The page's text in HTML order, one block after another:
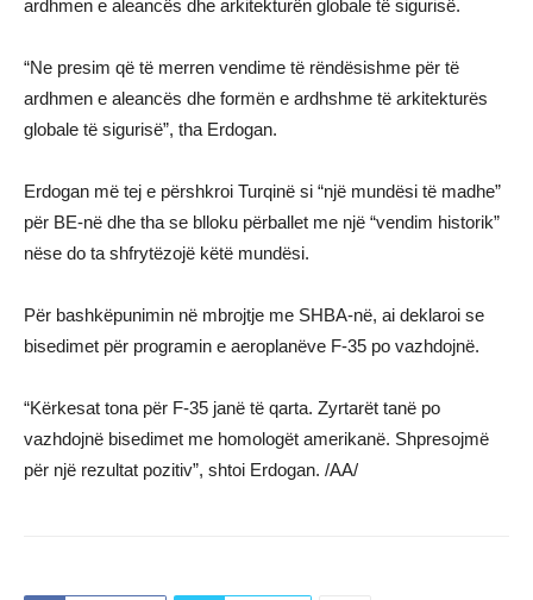
ardhmen e aleancës dhe arkitekturën globale të sigurisë.
“Ne presim që të merren vendime të rëndësishme për të
ardhmen e aleancës dhe formën e ardhshme të arkitekturës
globale të sigurisë”, tha Erdogan.
Erdogan më tej e përshkroi Turqinë si “një mundësi të madhe”
për BE-në dhe tha se blloku përballet me një “vendim historik”
nëse do ta shfrytëzojë këtë mundësi.
Për bashkëpunimin në mbrojtje me SHBA-në, ai deklaroi se
bisedimet për programin e aeroplanëve F-35 po vazhdojnë.
“Kërkesat tona për F-35 janë të qarta. Zyrtarët tanë po
vazhdojnë bisedimet me homologët amerikanë. Shpresojmë
për një rezultat pozitiv”, shtoi Erdogan. /AA/